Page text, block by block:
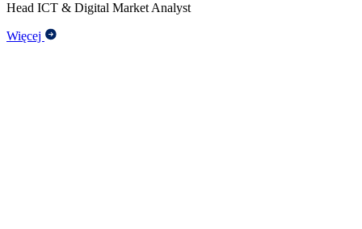
Head ICT & Digital Market Analyst
Więcej